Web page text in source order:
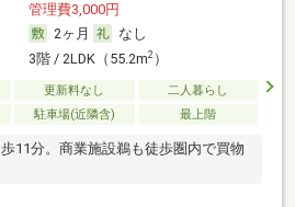
管理費3,000円
2ヶ月
なし
3階 / 2LDK（55.2m2）
更新料なし
二人暮らし
駐車場(近隣含) 最上階
11分。商業施設鵜も徒歩圏内で買物